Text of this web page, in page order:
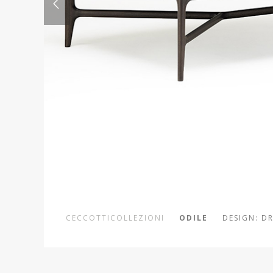
CECCOTTICOLLEZIONI ODILE DESIGN: